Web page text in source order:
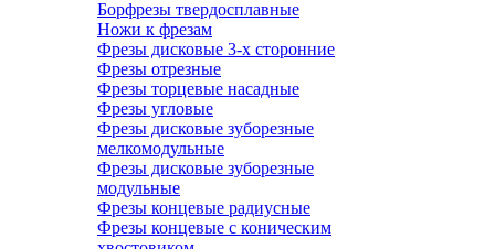
Борфрезы твердосплавные
Ножи к фрезам
Фрезы дисковые 3-х сторонние
Фрезы отрезные
Фрезы торцевые насадные
Фрезы угловые
Фрезы дисковые зуборезные
мелкомодульные
Фрезы дисковые зуборезные
модульные
Фрезы концевые радиусные
Фрезы концевые с коническим